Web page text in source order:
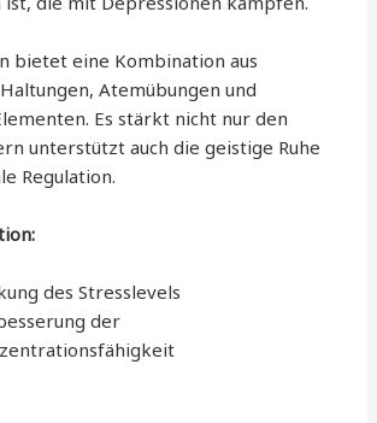
bietet eine Kombination aus
Atemübungen und
Es stärkt nicht nur den
unterstützt auch die geistige Ruhe
Regulation.
des Stresslevels
der